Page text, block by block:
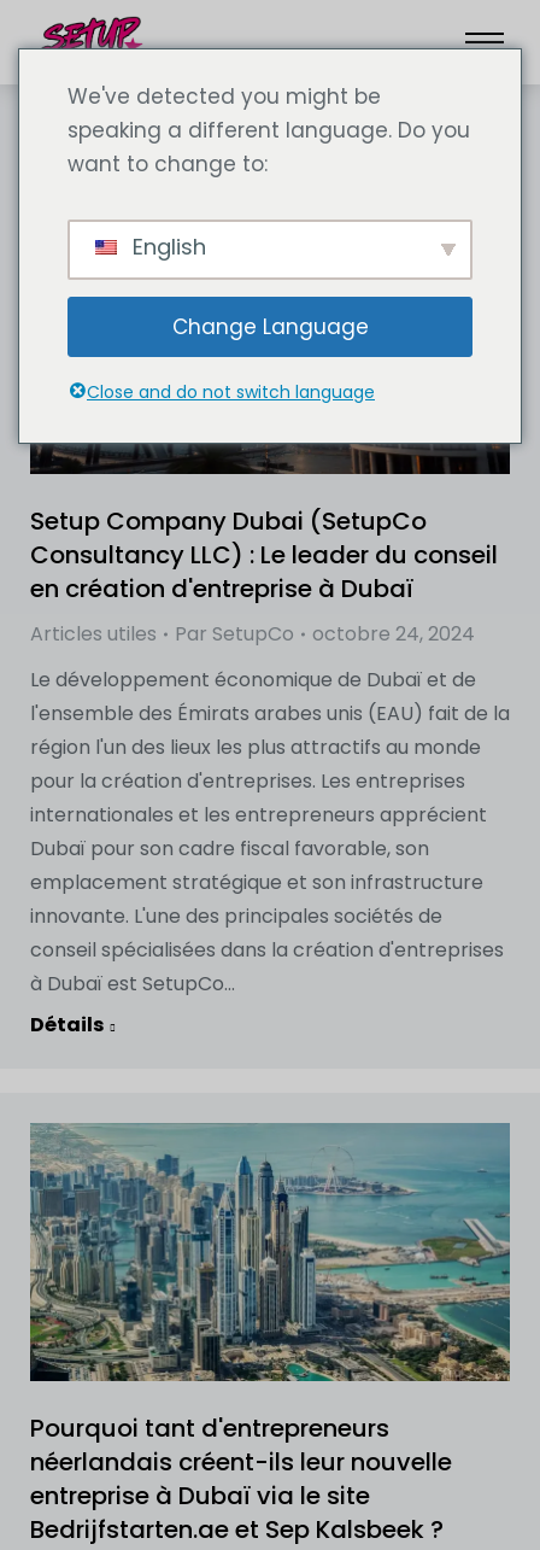
Setup Company Dubai (SetupCo
Consultancy LLC) : Le leader du conseil
en création d'entreprise à Dubaï
Articles utiles Par SetupCo
octobre 24, 2024
Le développement économique de Dubaï et de
l'ensemble des Émirats arabes unis (EAU) fait de la
région l'un des lieux les plus attractifs au monde
pour la création d'entreprises. Les entreprises
internationales et les entrepreneurs apprécient
Dubaï pour son cadre fiscal favorable, son
emplacement stratégique et son infrastructure
innovante. L'une des principales sociétés de
conseil spécialisées dans la création d'entreprises
à Dubaï est SetupCo...
Détails
Pourquoi tant d'entrepreneurs
néerlandais créent-ils leur nouvelle
entreprise à Dubaï via le site
Bedrijfstarten.ae et Sep Kalsbeek ?
We've detected you might be
speaking a different language. Do you
want to change to:
English
Change Language
Close and do not switch language